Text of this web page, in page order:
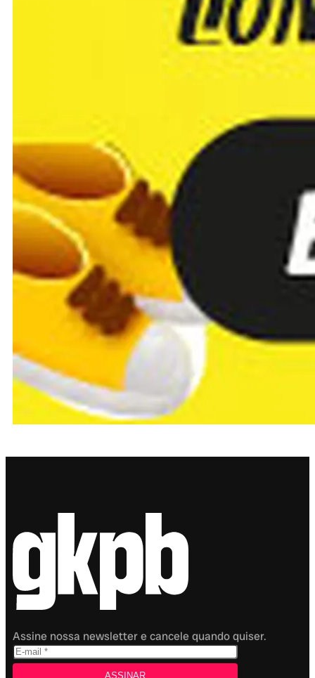
Assine nossa newsletter e cancele quando quiser.